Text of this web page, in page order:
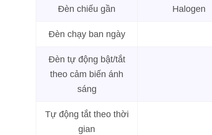
Đèn chiếu gần Halogen
Đèn chạy ban ngày
Đèn tự động bật/tắt
theo cảm biến ánh
sáng
Tự động tắt theo thời
gian